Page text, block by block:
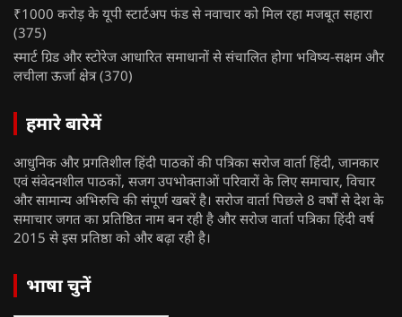
₹1000 करोड़ के यूपी स्टार्टअप फंड से नवाचार को मिल रहा मजबूत सहारा
(375)
स्मार्ट ग्रिड और स्टोरेज आधारित समाधानों से संचालित होगा भविष्य-सक्षम और
लचीला ऊर्जा क्षेत्र (370)
हमारे बारेमें
आधुनिक और प्रगतिशील हिंदी पाठकों की पत्रिका सरोज वार्ता हिंदी, जानकार
एवं संवेदनशील पाठकों, सजग उपभोक्ताओं परिवारों के लिए समाचार, विचार
और सामान्य अभिरुचि की संपूर्ण खबरें है। सरोज वार्ता पिछले 8 वर्षों से देश के
समाचार जगत का प्रतिष्ठित नाम बन रही है और सरोज वार्ता पत्रिका हिंदी वर्ष
2015 से इस प्रतिष्ठा को और बढ़ा रही है।
भाषा चुनें